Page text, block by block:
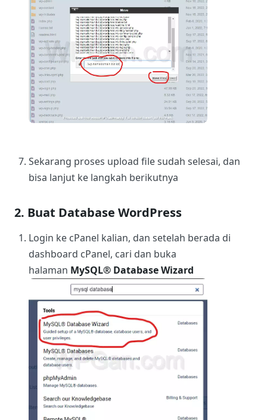
Sekarang proses upload file sudah selesai, dan
bisa lanjut ke langkah berikutnya
2. Buat Database WordPress
Login ke cPanel kalian, dan setelah berada di
dashboard cPanel, cari dan buka
halaman MySQL® Database Wizard